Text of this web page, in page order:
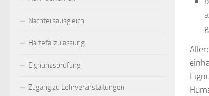
Nachteilsausgleich
Härtefallzulassung
Eignungsprüfung
Zugang zu Lehrveranstaltungen